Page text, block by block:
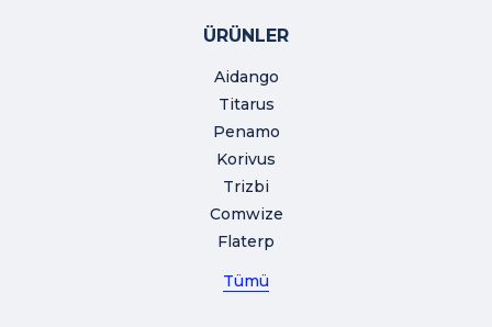
ÜRÜNLER
Aidango
Titarus
Penamo
Korivus
Trizbi
Comwize
Flaterp
Tümü